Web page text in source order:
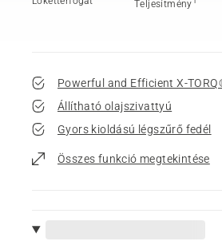
Teljesítmény
Powerful and Efficient X-
Állítható olajszivattyú
Gyors kioldású légszűrő fedél
Összes funkció megtekintése